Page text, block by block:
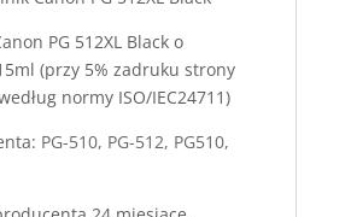
PG 512XL Black o
(przy 5% zadruku strony
normy ISO/IEC24711)
PG-510, PG-512, PG510,